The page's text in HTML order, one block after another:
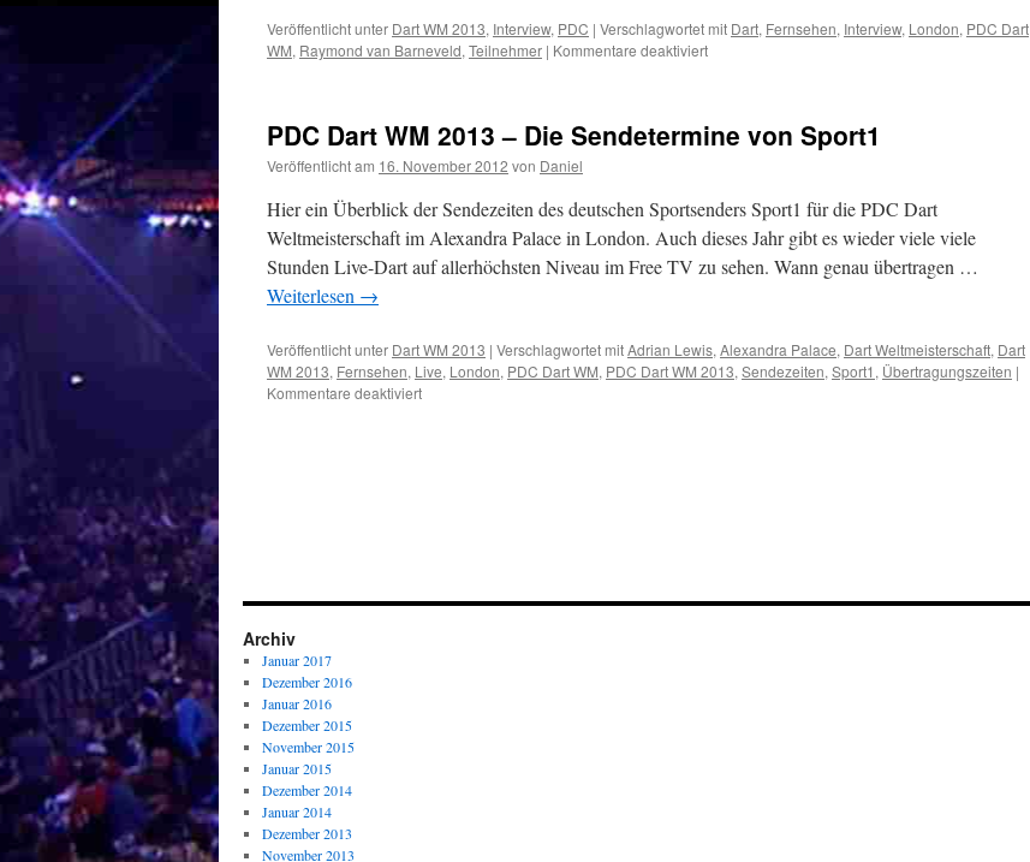
Veröffentlicht unter Dart WM 2013, Interview, PDC | Verschlagwortet mit Dart, Fernsehen, Interview, London, PDC Dart
WM, Raymond van Barneveld, Teilnehmer | Kommentare deaktiviertfür
Sieger
van
Barneveld
PDC Dart WM 2013 – Die Sendetermine von Sport1
Veröffentlicht am 16. November 2012 von Daniel
Hier ein Überblick der Sendezeiten des deutschen Sportsenders Sport1 für die PDC Dart
Weltmeisterschaft im Alexandra Palace in London. Auch dieses Jahr gibt es wieder viele viele
Stunden Live-Dart auf allerhöchsten Niveau im Free TV zu sehen. Wann genau übertragen …
Weiterlesen →
Veröffentlicht unter Dart WM 2013 | Verschlagwortet mitAdrian Lewis, Alexandra Palace, Dart Weltmeisterschaft, Dart
WM 2013, Fernsehen, Live, London, PDC Dart WM, PDC Dart WM 2013, Sendezeiten, Sport1 , Übertragungszeiten |
Kommentare deaktiviertfür
Archiv
Januar 2017
Dezember 2016
Januar 2016
Dezember 2015
November 2015
Januar 2015
Dezember 2014
Januar 2014
Dezember 2013
November 2013